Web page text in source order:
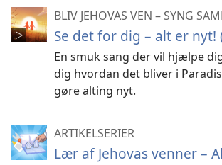
BLIV JEHOVAS VEN – SYNG
Se det for dig – alt er nyt!
En smuk sang der vil hjælpe
dig hvordan det bliver i
gøre alting nyt.
ARTIKELSERIER
Lær af Jehovas venner –